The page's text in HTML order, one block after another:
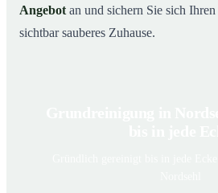
Angebot an und sichern Sie sich Ihren
sichtbar sauberes Zuhause.